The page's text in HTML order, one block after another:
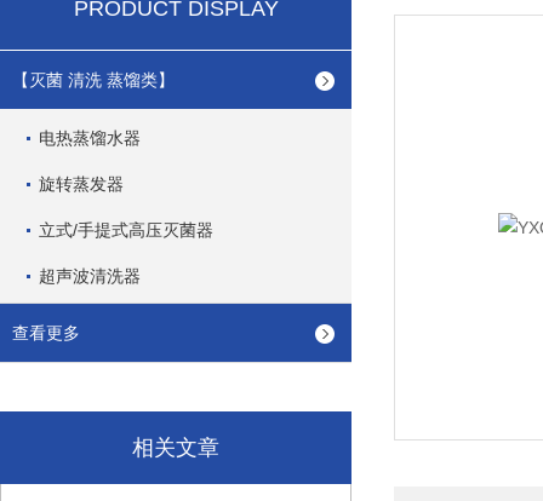
PRODUCT DISPLAY
【灭菌 清洗 蒸馏类】
电热蒸馏水器
旋转蒸发器
立式/手提式高压灭菌器
超声波清洗器
查看更多
相关文章